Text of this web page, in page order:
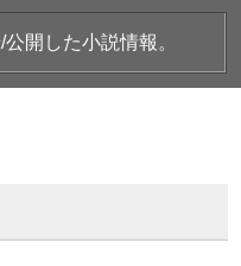
開した小説情報。